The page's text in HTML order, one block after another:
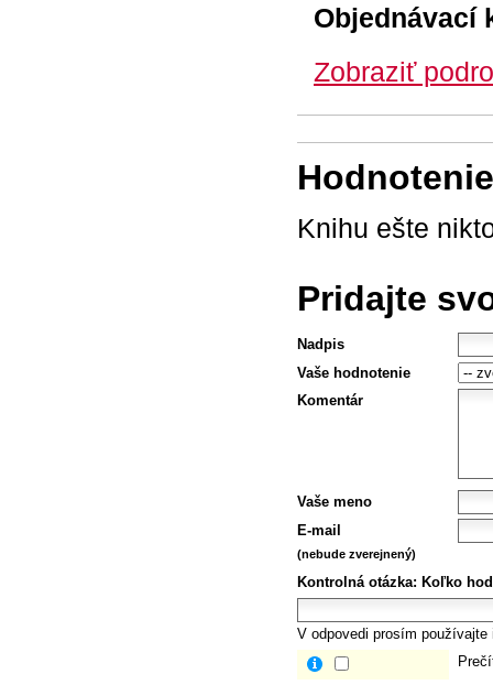
Objednávací
Zobraziť
Knihu ešte
Pridajte
Nadpis
Vaše hodnotenie
Komentár
Vaše meno
E-mail
(nebude zverejnený)
Kontrolná otázka: Koľko
V odpovedi prosím